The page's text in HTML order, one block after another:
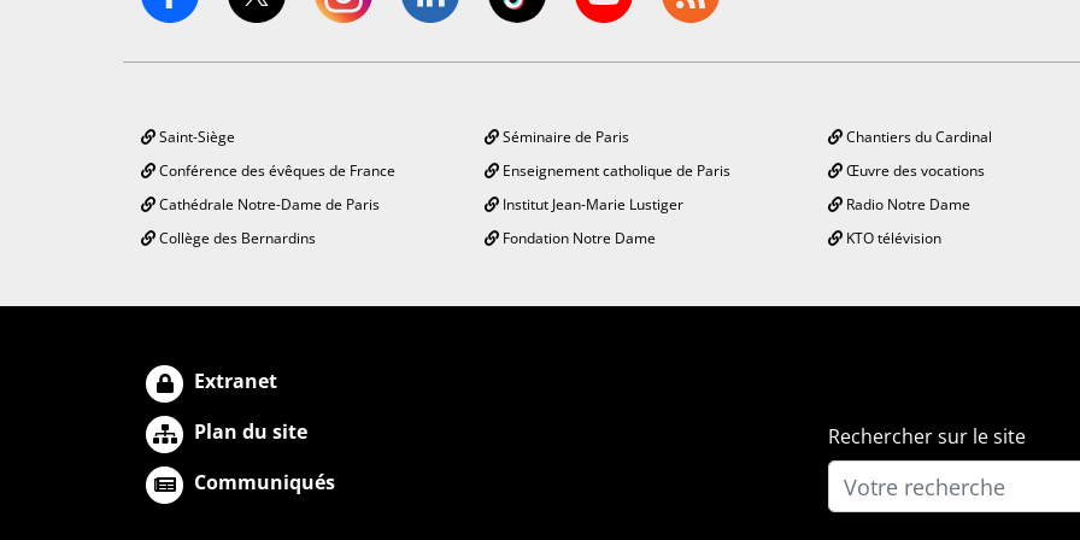
Saint-Siège
Conférence des évêques de France
Cathédrale Notre-Dame de Paris
Collège des Bernardins
Séminaire de Paris
Enseignement catholique de Paris
Institut Jean-Marie Lustiger
Fondation Notre Dame
Chantiers du Cardinal
Œuvre des vocations
Radio Notre Dame
KTO télévision
Extranet
Plan du site
Communiqués
Rechercher sur le site